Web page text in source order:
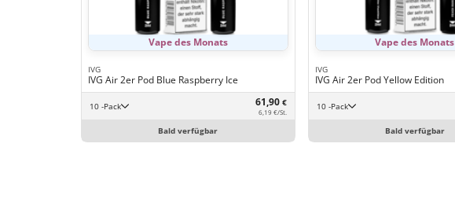
Vape des Monats
IVG
IVG Air 2er Pod Blue Raspberry Ice
10 -Pack 61,90 €
6,19 €/St.
Bald verfügbar
Vape des Monats
IVG
IVG Air 2er Pod Yellow Edition
10 -Pack
Bald verfügbar